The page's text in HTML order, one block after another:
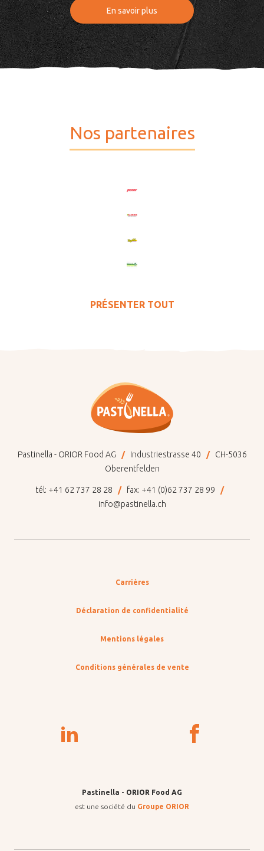
En savoir plus
Nos partenaires
PRÉSENTER TOUT
Pastinella - ORIOR Food AG Industriestrasse 40
CH-5036
Oberentfelden
tél: +41 62 737 28 28 fax: +41 (0)62 737 28 99
info@pastinella.ch
Carrières
Déclaration de confidentialité
Mentions légales
Conditions générales de vente
Pastinella - ORIOR Food AG
est une société du Groupe ORIOR